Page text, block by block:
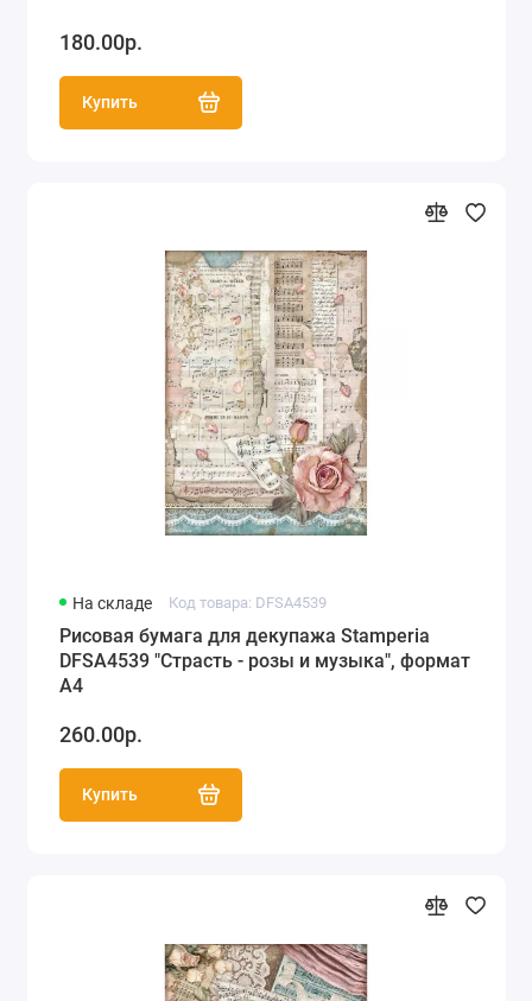
180.00р.
Купить
На складе Код товара: DFSA4539
Рисовая бумага для декупажа Stamperia
DFSA4539 "Страсть - розы и музыка", формат
А4
260.00р.
Купить